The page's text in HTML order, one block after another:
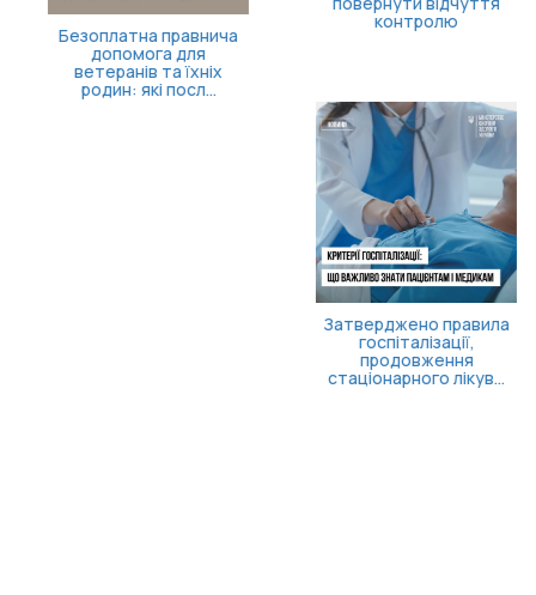
Безоплатна правнича
допомога для
ветеранів та їхніх
родин: які посл...
контролю
Затверджено правила
госпіталізації,
продовження
стаціонарного лікув...